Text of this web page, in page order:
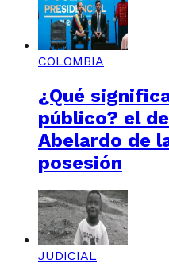
COLOMBIA
¿Qué
público? el
Abelardo de
posesión
JUDICIAL